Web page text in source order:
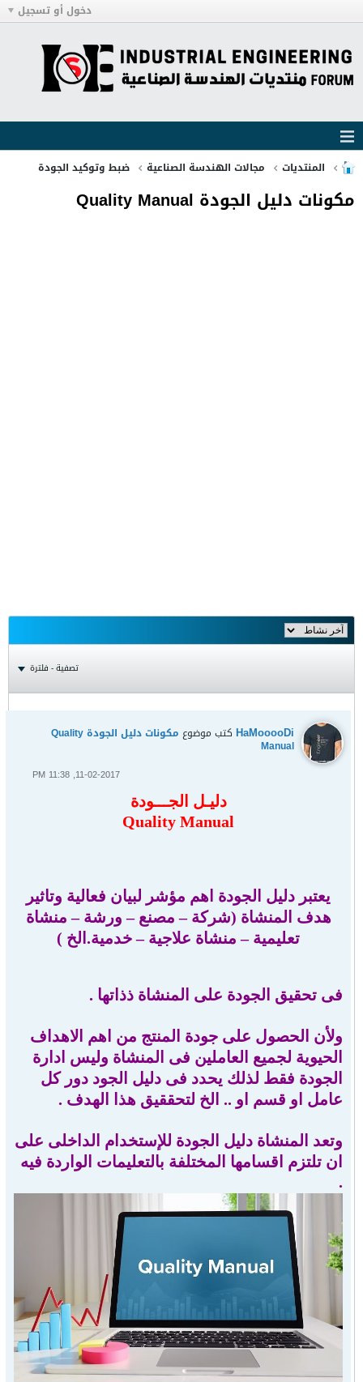
دخول أو تسجيل
المنتديات مجالات الهندسة الصناعية ضبط وتوكيد الجودة
مكونات دليل الجودة Quality Manual
تصفية - فلترة
HaMooooDi كتب موضوع مكونات دليل الجودة Quality
Manual
11-02-2017, 11:38 PM
دليـل الجـــودة
Quality Manual
يعتبر دليل الجودة اهم مؤشر لبيان فعالية وتاثير
هدف المنشاة (شركة – مصنع – ورشة – منشاة
تعليمية – منشاة علاجية – خدمية.الخ )
فى تحقيق الجودة على المنشاة ذذاتها .
ولأن الحصول على جودة المنتج من اهم الاهداف
الحيوية لجميع العاملين فى المنشاة وليس ادارة
الجودة فقط لذلك يحدد فى دليل الجود دور كل
عامل او قسم او .. الخ لتحققيق هذا الهدف .
وتعد المنشاة دليل الجودة للإستخدام الداخلى على
ان تلتزم اقسامها المختلفة بالتعليمات الواردة فيه
.